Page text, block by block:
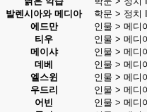
발렌시아와 메디아
학문 > 정치
에드만
인물 > 메디
티우
인물 > 메디
메이샤
인물 > 메디
데베
인물 > 메디
엘스윈
인물 > 메디
우드리
인물 > 메디
어빈
인물 > 메디